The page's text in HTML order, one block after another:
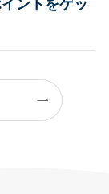
ントをゲッ